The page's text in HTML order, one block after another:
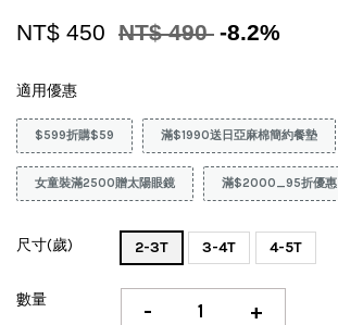
NT$ 450 NT$ 490 -8.2%
適用優惠
$599折購$59 滿$1990送日亞麻棉簡約餐墊
女童裝滿2500贈太陽眼鏡 滿$2000_95折優惠
尺寸(歲) 2-3T 3-4T 4-5T
數量 - +